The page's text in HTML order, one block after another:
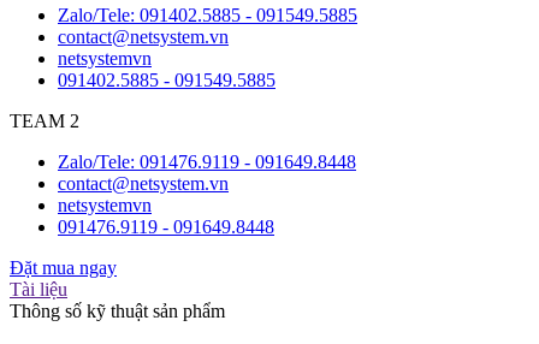
Zalo/Tele: 091402.5885 - 091549.5885
contact@netsystem.vn
netsystemvn
091402.5885 - 091549.5885
TEAM 2
Zalo/Tele: 091476.9119 - 091649.8448
contact@netsystem.vn
netsystemvn
091476.9119 - 091649.8448
Đặt mua ngay
Tài liệu
Thông số kỹ thuật sản phẩm